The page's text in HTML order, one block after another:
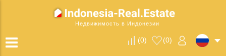
Недвижимость в Индонезии
(0) (0)